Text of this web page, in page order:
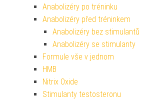
Anabolizéry po tréninku
Anabolizéry před tréninkem
Anabolizéry bez stimulantů
Anabolizéry se stimulanty
Formule vše v jednom
HMB
Nitrix Oxide
Stimulanty testosteronu